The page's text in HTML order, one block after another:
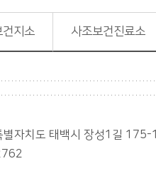
건지소 사조보건진료소
자치도 태백시 장성1길 175-1